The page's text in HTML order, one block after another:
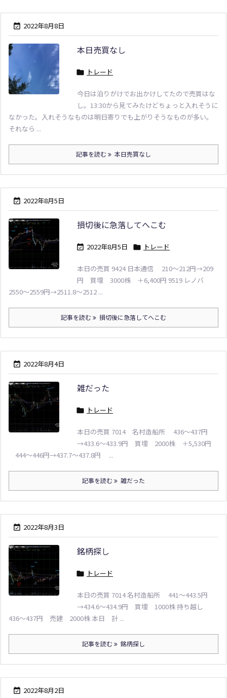
 2022年8月8日
本日売買なし
 トレード
今日は泊りがけでお出かけしてたので売買はな
し。13:30から見てみたけどちょっと入れそうに
なかった。入れそうなものは明日寄りでも上がりそうなものが多い。
それなら ...
記事を読む 本日売買なし
 2022年8月5日
損切後に急落してへこむ
 2022年8月5日  トレード
本日の売買 9424 日本通信 210～212円→209
円 買埋 3000株 ＋6,400円 9519 レノバ
2550～2559円→2511.8～2512 ...
記事を読む 損切後に急落してへこむ
 2022年8月4日
雑だった
 トレード
本日の売買 7014 名村造船所 436～437円
→433.6～433.9円 買埋 2000株 ＋5,530円
444～446円→437.7～437.8円 ...
記事を読む 雑だった
 2022年8月3日
銘柄探し
 トレード
本日の売買 7014 名村造船所 441～443.5円
→434.6～434.9円 買埋 1000株 持ち越し
436～437円 売建 2000株 本日 計 ...
記事を読む 銘柄探し
 2022年8月2日